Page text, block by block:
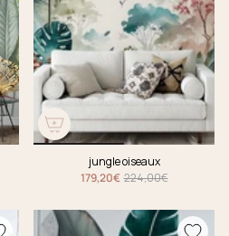
jungle oiseaux
179,20€ 224,00€